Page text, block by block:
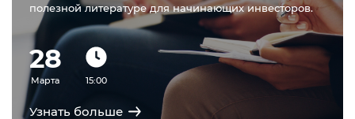
полезной литературе для начинающих инвесторов.
28
Марта 15:00
Узнать больше